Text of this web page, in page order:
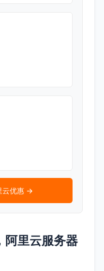
云优惠 →
阿里云服务器